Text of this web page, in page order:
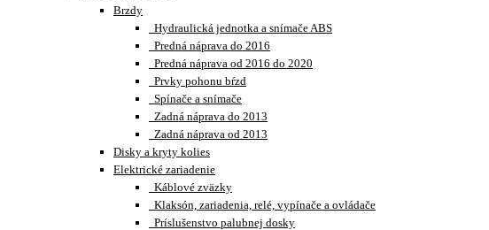
Brzdy
Hydraulická jednotka a snímače ABS
Predná náprava do 2016
Predná náprava od 2016 do 2020
Prvky pohonu bŕzd
Spínače a snímače
Zadná náprava do 2013
Zadná náprava od 2013
Disky a kryty kolies
Elektrické zariadenie
Káblové zväzky
Klaksón, zariadenia, relé, vypínače a ovládače
Príslušenstvo palubnej dosky